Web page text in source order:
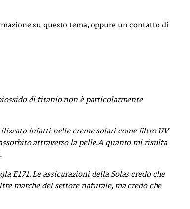
su questo tema, oppure un contatto di
di titanio non è particolarmente
infatti nelle creme solari come filtro UV
attraverso la pelle.A quanto mi risulta
E171. Le assicurazioni della Solas credo che
marche del settore naturale, ma credo che